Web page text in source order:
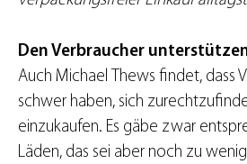
Den Verbraucher
Auch Michael Thews findet, dass
schwer haben, sich
einzukaufen. Es gäbe zwar
Läden, das sei aber noch zu